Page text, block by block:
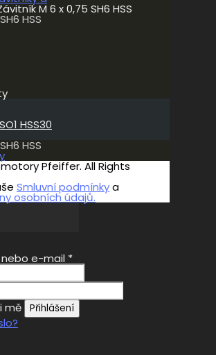
M 6 x 0,75 SH6 HSS
HSS
HSS30
HSS
Pfeiffer. All Rights
Smluvní podmínkya
osobních údajů.
e-mail *
mě
Přihlášení